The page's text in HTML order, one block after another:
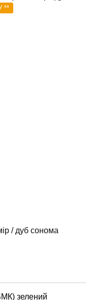
**
/ дуб сонома